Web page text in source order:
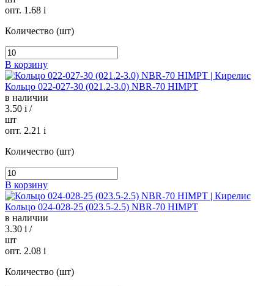
опт. 1.68 i
Количество (шт)
В корзину
Кольцо 022-027-30 (021.2-3.0) NBR-70 HIMPT
в наличии
3.50 i /
шт
опт. 2.21 i
Количество (шт)
В корзину
Кольцо 024-028-25 (023.5-2.5) NBR-70 HIMPT
в наличии
3.30 i /
шт
опт. 2.08 i
Количество (шт)